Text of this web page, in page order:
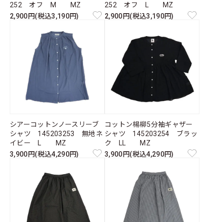
252 オフ M MZ
2,900円(税込3,190円)
252 オフ L MZ
2,900円(税込3,190円)
シアーコットンノースリーブ
シャツ 145203253 無地ネ
イビー L MZ
3,900円(税込4,290円)
コットン楊柳5分袖ギャザー
シャツ 145203254 ブラッ
ク LL MZ
3,900円(税込4,290円)